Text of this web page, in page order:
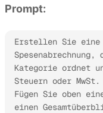
Prompt:
Erstellen Sie
Spesenabrechnung,
Kategorie ordnet
Steuern oder
Fügen Sie oben
einen